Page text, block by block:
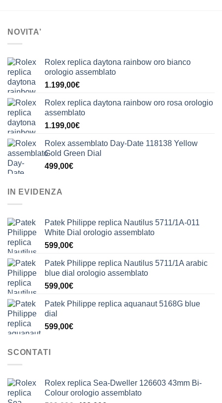
NOVITA’
Rolex replica daytona rainbow oro bianco
orologio assemblato
1.199,00€
Rolex replica daytona rainbow oro rosa orologio
assemblato
1.199,00€
Rolex assemblato Day-Date 118138 Yellow
Gold Green Dial
499,00€
IN EVIDENZA
Patek Philippe replica Nautilus 5711/1A-011
White Dial orologio assemblato
599,00€
Patek Philippe replica Nautilus 5711/1A arabic
blue dial orologio assemblato
599,00€
Patek Philippe replica aquanaut 5168G blue
dial
599,00€
SCONTATI
Rolex replica Sea-Dweller 126603 43mm Bi-
Colour orologio assemblato